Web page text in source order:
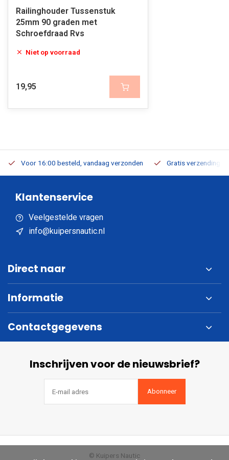
Railinghouder Tussenstuk
25mm 90 graden met
Schroefdraad Rvs
Niet op voorraad
19,95
Voor 16:00 besteld, vandaag verzonden Gratis verzending
Klantenservice
Veelgestelde vragen
info@kuipersnautic.nl
Direct naar
Informatie
Contactgegevens
Inschrijven voor de nieuwsbrief?
Abonneer
© Kuipers Nautic